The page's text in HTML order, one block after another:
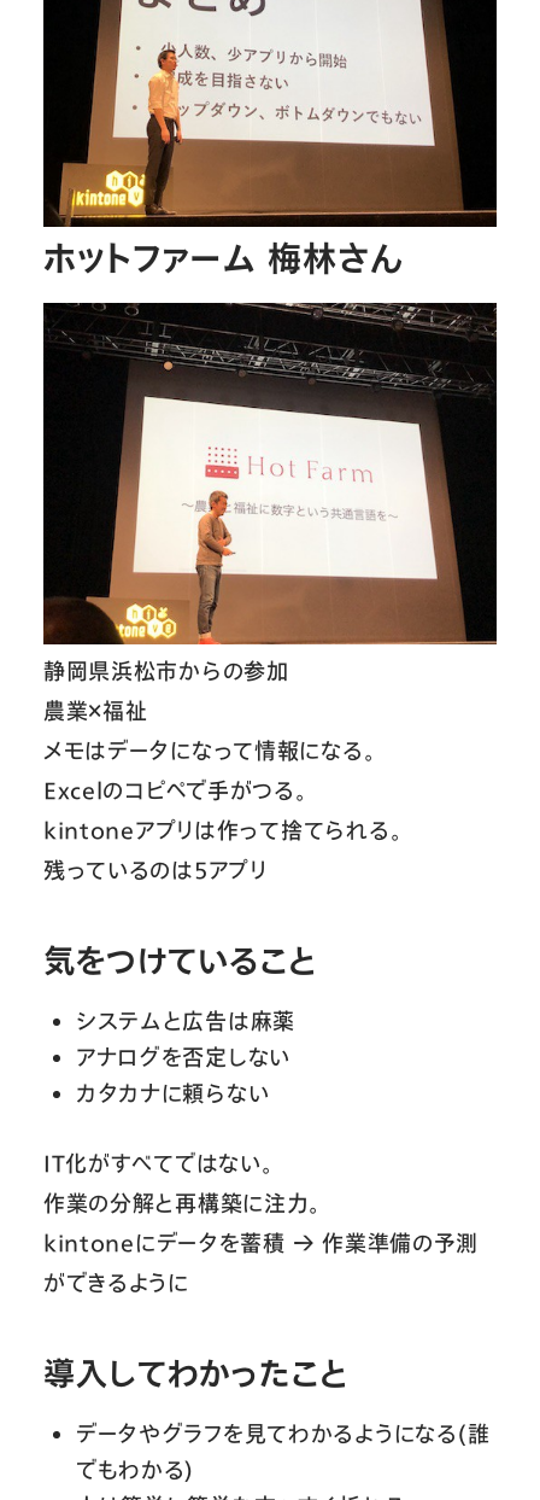
ホットファーム 梅林さん
静岡県浜松市からの参加
農業×福祉
メモはデータになって情報になる。
Excelのコピペで手がつる。
kintoneアプリは作って捨てられる。
残っているのは5アプリ
気をつけていること
システムと広告は麻薬
アナログを否定しない
カタカナに頼らない
IT化がすべてではない。
作業の分解と再構築に注力。
kintoneにデータを蓄積 → 作業準備の予測
ができるように
導入してわかったこと
データやグラフを見てわかるようになる(誰
でもわかる)